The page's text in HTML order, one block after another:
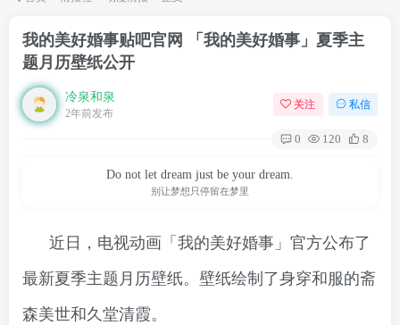
我的美好婚事贴吧官网 「我的美好婚事」夏季主
题月历壁纸公开
冷泉和泉
2年前发布
关注 私信
0 120 8
Do not let dream just be your dream.
别让梦想只停留在梦里
近日，电视动画「我的美好婚事」官方公布了
最新夏季主题月历壁纸。壁纸绘制了身穿和服的斋
森美世和久堂清霞。